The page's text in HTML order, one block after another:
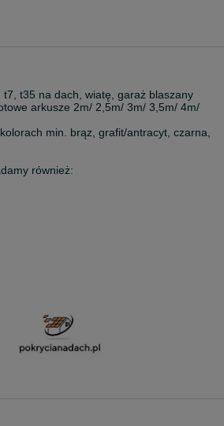
t7, t35 na dach, wiatę, garaż blaszany
arkusze 2m/ 2,5m/ 3m/ 3,5m/ 4m/
min. brąz, grafit/antracyt, czarna,
również:
adres klienta!